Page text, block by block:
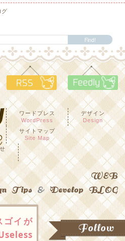
グ
RSS
ワードプレス
WordPress
デザイン
Design
サイトマップ
Site Map
WEB
Tips & Develop BLOG
ゴイが
Follow